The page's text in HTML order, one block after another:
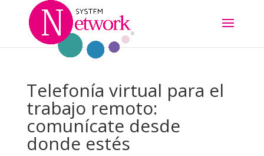
Telefonía virtual para el
trabajo remoto:
comunícate desde
donde estés